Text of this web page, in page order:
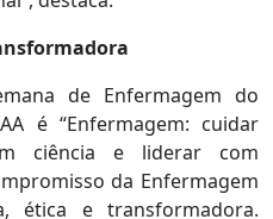
de Enfermagem do
é “Enfermagem: cuidar
ciência e liderar com
da Enfermagem
ética e transformadora.